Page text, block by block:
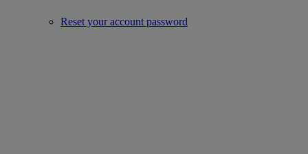
Reset your account password